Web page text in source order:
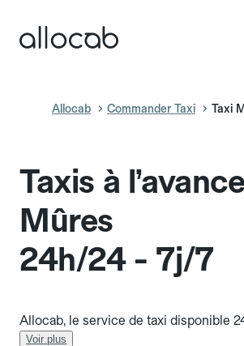
Allocab Commander Taxi Taxi
Taxis à
Mûres
24h/24 - 7j/7
Allocab, le service de taxi disponible
Voir plus